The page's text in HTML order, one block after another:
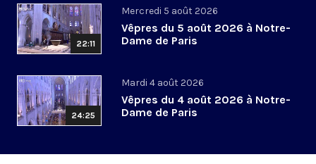
22:11
Mercredi 5 août 2026
Vêpres du 5 août 2026 à Notre-
Dame de Paris
24:25
Mardi 4 août 2026
Vêpres du 4 août 2026 à Notre-
Dame de Paris